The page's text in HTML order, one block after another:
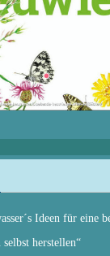
Ideen für eine
selbst herstellen“